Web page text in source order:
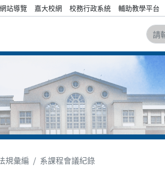
網站導覽 嘉大校網 校務行政系統 輔助教學平台
規彙編 系課程會議紀錄